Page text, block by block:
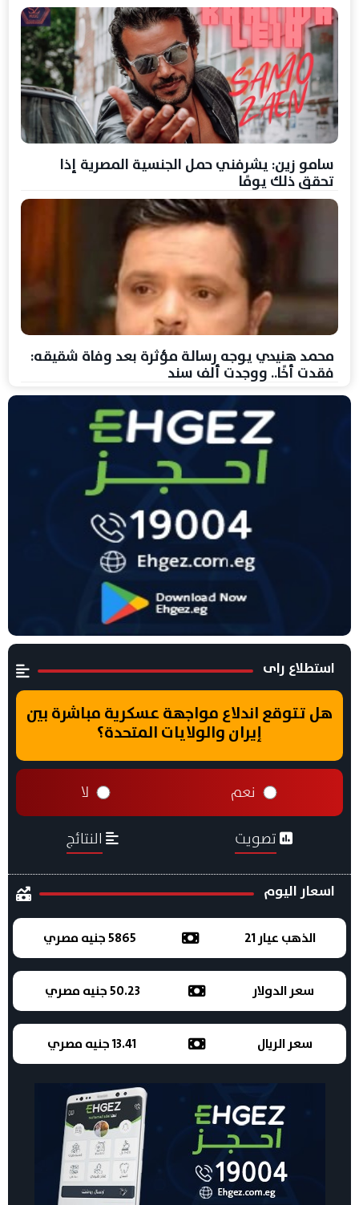
سامو زين: يشرفني حمل الجنسية المصرية إذا
تحقق ذلك يومًا
محمد هنيدي يوجه رسالة مؤثرة بعد وفاة شقيقه:
فقدت أخًا.. ووجدت ألف سند
استطلاع راى
هل تتوقع اندلاع مواجهة عسكرية مباشرة بين
إيران والولايات المتحدة؟
نعم لا
تصويت النتائج
اسعار اليوم
الذهب عيار 21 5865 جنيه مصري
سعر الدولار 50.23 جنيه مصري
سعر الريال 13.41 جنيه مصري